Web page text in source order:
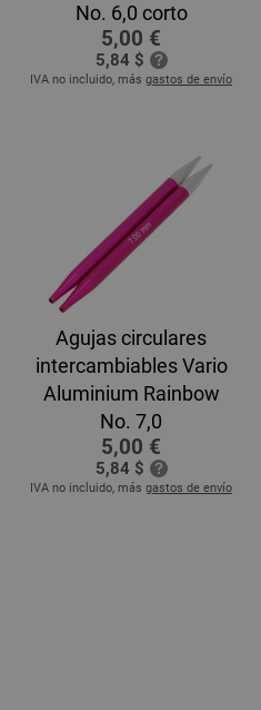
No. 6,0 corto
5,00 €
5,84 $
IVA no incluido, más gastos de envío
Agujas circulares
intercambiables Vario
Aluminium Rainbow
No. 7,0
5,00 €
5,84 $
IVA no incluido, más gastos de envío